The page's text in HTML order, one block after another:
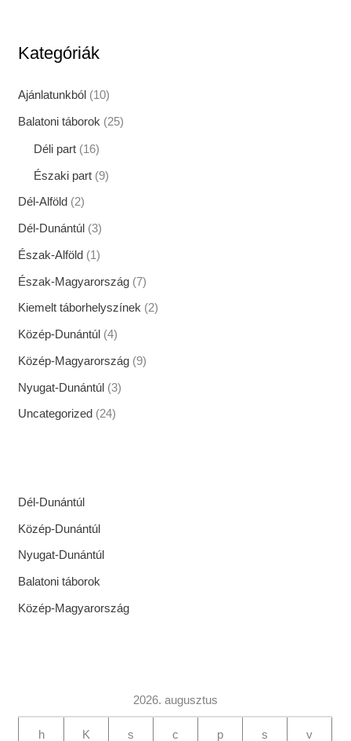
Kategóriák
Ajánlatunkból (10)
Balatoni táborok (25)
Déli part (16)
Északi part (9)
Dél-Alföld (2)
Dél-Dunántúl (3)
Észak-Alföld (1)
Észak-Magyarország (7)
Kiemelt táborhelyszínek (2)
Közép-Dunántúl (4)
Közép-Magyarország (9)
Nyugat-Dunántúl (3)
Uncategorized (24)
Dél-Dunántúl
Közép-Dunántúl
Nyugat-Dunántúl
Balatoni táborok
Közép-Magyarország
2026. augusztus
h K s c p s v